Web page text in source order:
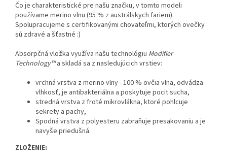
Čo je charakteristické pre našu značku, v tomto modeli
používame merino vlnu (95 % z austrálskych fariem).
Spolupracujeme s certifikovanými chovateľmi, ktorých ovečky
sú zdravé a šťastné :)
Absorpčná vložka využíva našu technológiu Modifier
Technology™a skladá sa z nasledujúcich vrstiev:
vrchná vrstva z merino vlny - 100 % ovčia vlna, odvádza
vlhkosť, je antibakteriálna a poskytuje pocit sucha,
stredná vrstva z froté mikrovlákna, ktoré pohlcuje
sekrety a pachy,
Spodná vrstva z polyesteru zabraňuje presakovaniu a je
navyše priedušná.
ZLOŽENIE: